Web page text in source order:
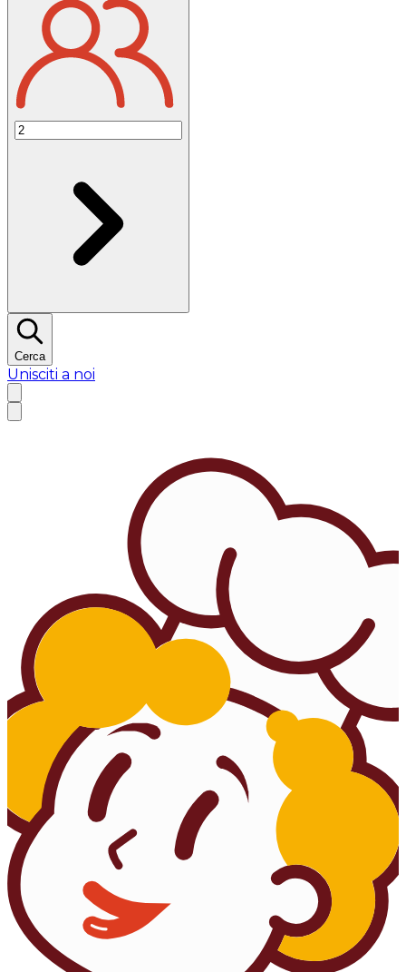
Cerca
Unisciti a noi